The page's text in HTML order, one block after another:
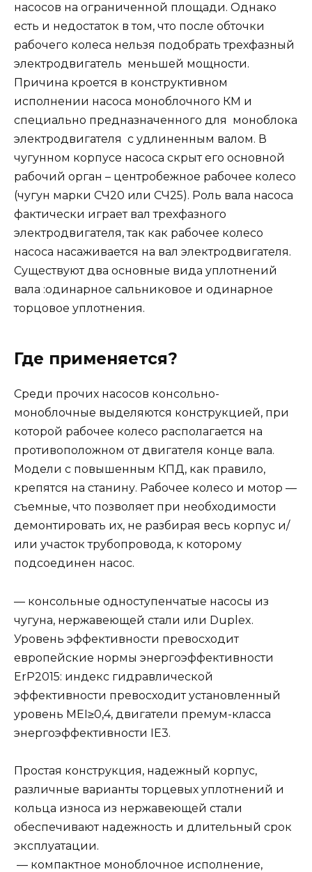
насосов на ограниченной площади. Однако
есть и недостаток в том, что после обточки
рабочего колеса нельзя подобрать трехфазный
электродвигатель меньшей мощности.
Причина кроется в конструктивном
исполнении насоса моноблочного КМ и
специально предназначенного для моноблока
электродвигателя с удлиненным валом. В
чугунном корпусе насоса скрыт его основной
рабочий орган – центробежное рабочее колесо
(чугун марки СЧ20 или СЧ25). Роль вала насоса
фактически играет вал трехфазного
электродвигателя, так как рабочее колесо
насоса насаживается на вал электродвигателя.
Существуют два основные вида уплотнений
вала :одинарное сальниковое и одинарное
торцовое уплотнения.
Где применяется?
Среди прочих насосов консольно-
моноблочные выделяются конструкцией, при
которой рабочее колесо располагается на
противоположном от двигателя конце вала.
Модели с повышенным КПД, как правило,
крепятся на станину. Рабочее колесо и мотор —
съемные, что позволяет при необходимости
демонтировать их, не разбирая весь корпус и/
или участок трубопровода, к которому
подсоединен насос.
— консольные одноступенчатые насосы из
чугуна, нержавеющей стали или Duplex.
Уровень эффективности превосходит
европейские нормы энергоэффективности
ErP2015: индекс гидравлической
эффективности превосходит установленный
уровень MEI≥0,4, двигатели премум-класса
энергоэффективности IE3.
Простая конструкция, надежный корпус,
различные варианты торцевых уплотнений и
кольца износа из нержавеющей стали
обеспечивают надежность и длительный срок
эксплуатации.
— компактное моноблочное исполнение,